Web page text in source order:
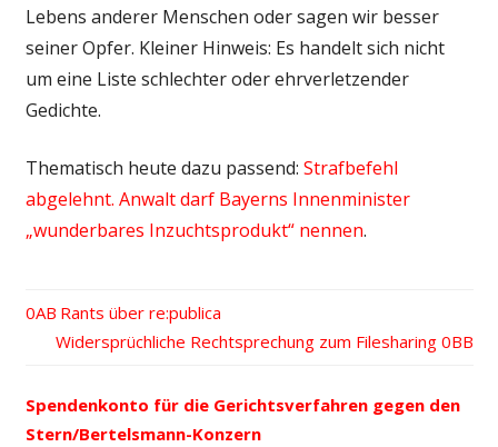
Lebens anderer Menschen oder sagen wir besser
seiner Opfer. Kleiner Hinweis: Es handelt sich nicht
um eine Liste schlechter oder ehrverletzender
Gedichte.
Thematisch heute dazu passend: Strafbefehl
abgelehnt. Anwalt darf Bayerns Innenminister
„wunderbares Inzuchtsprodukt“ nennen.
Beitrags-
Vorheriger
Beitrag:
Rants über re:publica
Nächster
Widersprüchliche Rechtsprechung zum Filesharing
Spendenkonto für die Gerichtsverfahren gegen den
Stern/Bertelsmann-Konzern